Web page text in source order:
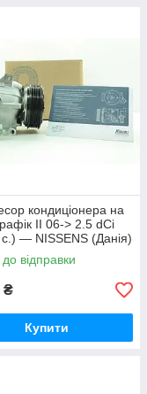
кондиціонера на
II 06-> 2.5 dCi
с.) — NISSENS (Данія)
відправки
₴
Купити